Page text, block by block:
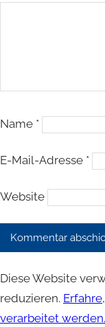
Name *
E-Mail-Adresse *
Website
Diese Website
reduzieren.
verarbeitet werden.